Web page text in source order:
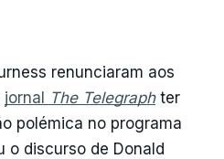
renunciaram aos
jornal The Telegraphter
polémica no programa
o discurso de Donald